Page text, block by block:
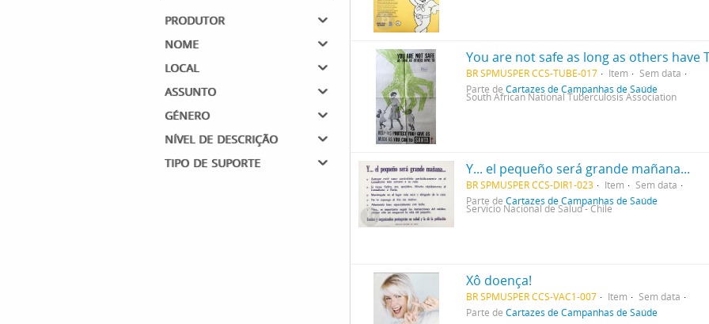
produtor
nome
local
assunto
género
nível de descrição
tipo de suporte
You are not safe as long as others have
BR SPMUSPER CCS-TUBE-017 Item
Sem data
Parte de Cartazes de Campanhas de Saúde
South African National Tuberculosis Association
Y... el pequeño será grande mañana...
BR SPMUSPER CCS-DIR1-023 Item
Sem data
Parte de Cartazes de Campanhas de Saúde
Servicio Nacional de Salud - Chile
Xô doença!
BR SPMUSPER CCS-VAC1-007 Item
Sem data
Parte de Cartazes de Campanhas de Saúde